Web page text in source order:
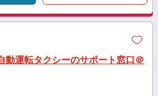
動運転タクシーのサポート窓口＠